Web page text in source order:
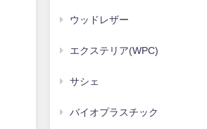
ウッドレザー
エクステリア(WPC)
サシェ
バイオプラスチック